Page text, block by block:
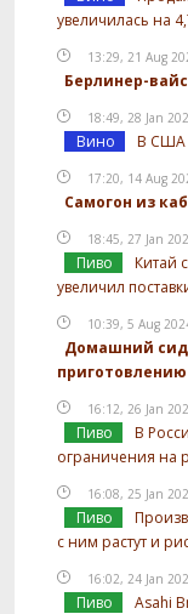
увеличилась на
13:29, 21 Aug
Берлинер-
18:49, 28 Jan
Вино В США
17:20, 14 Aug
Самогон из
18:45, 27 Jan
Пиво
Китай
увеличил
10:39, 5 Aug
Домашний
приготовлению
16:12, 26 Jan
Пиво
В
ограничения на
16:08, 25 Jan
Пиво
с ним растут и
16:02, 24 Jan
Пиво
Asahi